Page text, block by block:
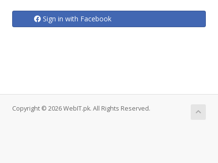
Sign in with Facebook
Copyright © 2026 WebIT.pk. All Rights Reserved.